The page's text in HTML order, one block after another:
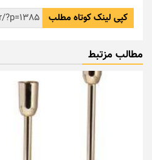
کپی لینک کوتاه مطلب
مطالب مزتبط